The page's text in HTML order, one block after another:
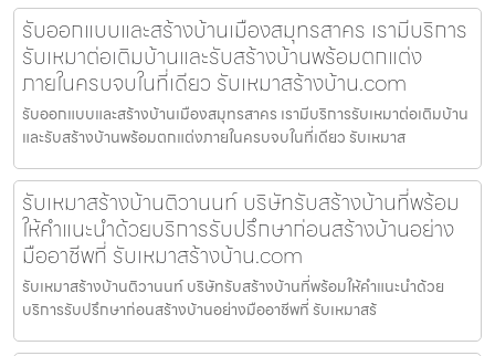
รับออกแบบและสร้างบ้านเมืองสมุทรสาคร เรามีบริการ
รับเหมาต่อเติมบ้านและรับสร้างบ้านพร้อมตกแต่ง
ภายในครบจบในที่เดียว รับเหมาสร้างบ้าน.com
รับออกแบบและสร้างบ้านเมืองสมุทรสาคร เรามีบริการรับเหมาต่อเติมบ้าน
และรับสร้างบ้านพร้อมตกแต่งภายในครบจบในที่เดียว รับเหมาส
รับเหมาสร้างบ้านติวานนท์ บริษัทรับสร้างบ้านที่พร้อม
ให้คำแนะนำด้วยบริการรับปรึกษาก่อนสร้างบ้านอย่าง
มืออาชีพที่ รับเหมาสร้างบ้าน.com
รับเหมาสร้างบ้านติวานนท์ บริษัทรับสร้างบ้านที่พร้อมให้คำแนะนำด้วย
บริการรับปรึกษาก่อนสร้างบ้านอย่างมืออาชีพที่ รับเหมาสร้